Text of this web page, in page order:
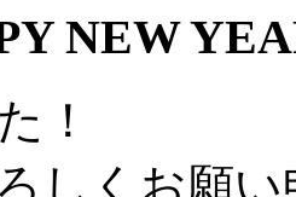
NEW
！
しくお願